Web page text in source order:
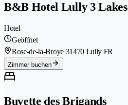
B&B Hotel Lully 3 Lakes
Hotel
Geöffnet
Rose-de-la-Broye 31470 Lully FR
Zimmer buchen
Buvette des Brigands